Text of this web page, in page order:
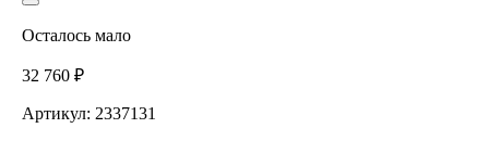
Осталось мало
32 760 ₽
Артикул: 2337131